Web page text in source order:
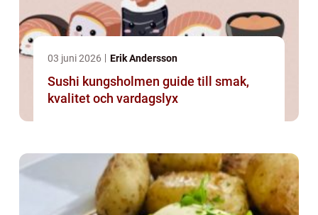
03 juni 2026 Erik Andersson
Sushi kungsholmen guide till smak,
kvalitet och vardagslyx